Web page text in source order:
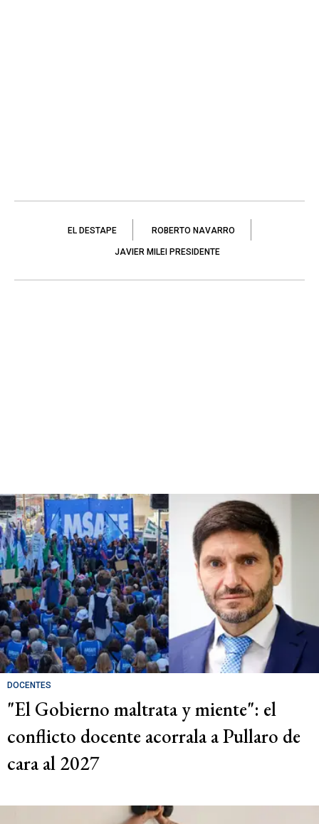
EL DESTAPE ROBERTO NAVARRO
JAVIER MILEI PRESIDENTE
DOCENTES
"El Gobierno maltrata y miente": el
conflicto docente acorrala a Pullaro de
cara al 2027